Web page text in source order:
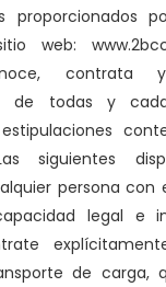
web:
de todas y
siguientes
persona con
legal e
de carga,